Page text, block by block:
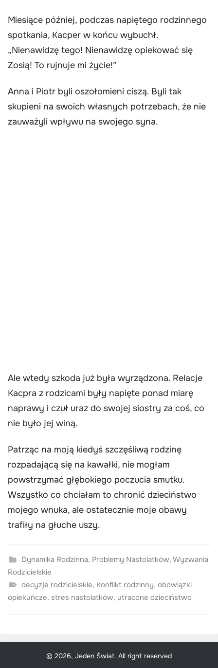
Miesiące później, podczas napiętego rodzinnego
spotkania, Kacper w końcu wybuchł.
„Nienawidzę tego! Nienawidzę opiekować się
Zosią! To rujnuje mi życie!”
Anna i Piotr byli oszołomieni ciszą. Byli tak
skupieni na swoich własnych potrzebach, że nie
zauważyli wpływu na swojego syna.
Ale wtedy szkoda już była wyrządzona. Relacje
Kacpra z rodzicami były napięte ponad miarę
naprawy i czuł uraz do swojej siostry za coś, co
nie było jej winą.
Patrząc na moją kiedyś szczęśliwą rodzinę
rozpadającą się na kawałki, nie mogłam
powstrzymać głębokiego poczucia smutku.
Wszystko co chciałam to chronić dzieciństwo
mojego wnuka, ale ostatecznie moje obawy
trafiły na głuche uszy.
Dynamika Rodzinna, Problemy Nastolatków, Wyzwania
Rodzicielskie
decyzje rodzicielskie, Konflikt rodzinny, obowiązki
opiekuńcze, stres nastolatków, utracone dzieciństwo
© 2026, Jeden Świat. All right reserved